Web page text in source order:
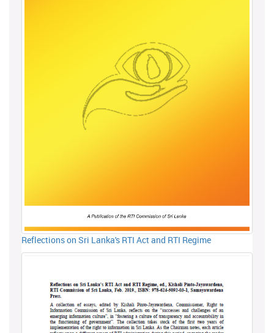
Reflections on Sri Lanka's RTI Act and RTI Regime